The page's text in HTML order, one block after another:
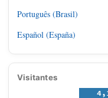
Português (Brasil)
Español (España)
Visitantes